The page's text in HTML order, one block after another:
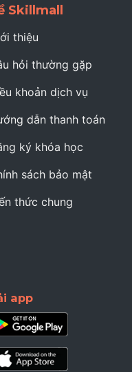
Skillmall
thiệu
hỏi thường gặp
khoản dịch vụ
dẫn thanh toán
ký khóa học
sách bảo mật
thức chung
app